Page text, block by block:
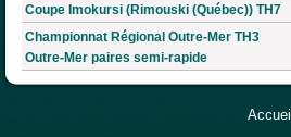
Coupe Imokursi (Rimouski (Québec)) TH7
Championnat Régional Outre-Mer TH3
Outre-Mer paires semi-rapide
Accueil